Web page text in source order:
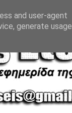
and user-agent
generate usage